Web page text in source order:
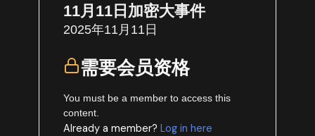
11月11日加密大事件
2025年11月11日
需要会员资格
You must be a member to access this
content.
Already a member?Log in here